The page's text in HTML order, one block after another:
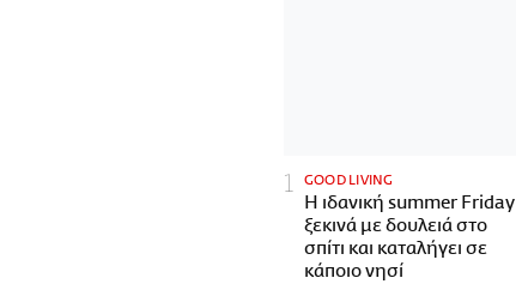
GOOD LIVING
Η ιδανική summer Friday
ξεκινά με δουλειά στο
σπίτι και καταλήγει σε
κάποιο νησί